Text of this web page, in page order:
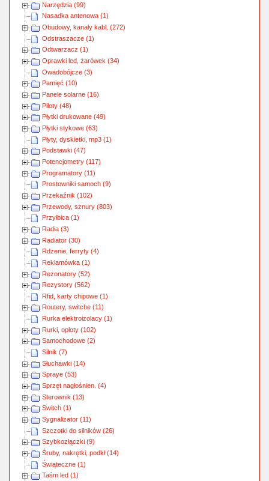
Narzędzia (99)
Nasadka antenowa (1)
Obudowy, kanały kabl. (272)
Odstraszacze (1)
Odtwarzacz (1)
Oprawki led, żarówek (34)
Owadobójcze (3)
Pamięć (10)
Panele solarne (16)
Piloty (48)
Płytki drukowane (49)
Płytki stykowe (63)
Płyty, dyskietki, mp3 (1)
Podstawki (47)
Potencjometry (117)
Programatory (11)
Prostowniki samoch (9)
Przekaźnik (102)
Przewody, sznury (803)
Przyłbica (1)
Radia (3)
Radiator (30)
Rdzenie, ferryty (4)
Reklamówka (1)
Rezonatory (52)
Rezystory (562)
Rfid, karty chipowe (1)
Routery, switche (11)
Rurka elektroizolacy (1)
Rurki, oploty (102)
Samochodowe (2)
Silnik (7)
Słuchawki (14)
Spraye (53)
Sprzęt nagłośnien. (4)
Sterownik (13)
Switch (1)
Sygnalizator (11)
Szczotki do silników (26)
Szybkozłączki (9)
Śruby, nakrętki, podkł (14)
Świąteczne (1)
Taśm led (1)